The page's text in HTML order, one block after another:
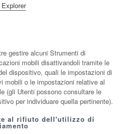
gestire alcuni Strumenti di
mobili disattivandoli tramite le
dispositivo, quali le impostazioni di
mobili o le impostazioni relative al
(gli Utenti possono consultare le
per individuare quella pertinente).
al rifiuto dell'utilizzo di